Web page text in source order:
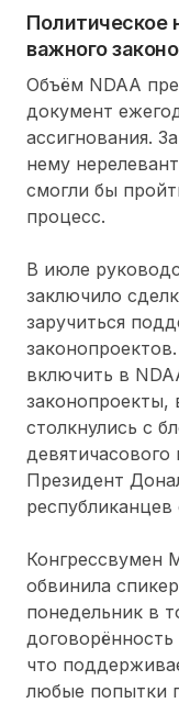
Политическое
важного
Объём NDAA
документ
ассигнования.
нему
смогли бы
процесс.
В июле
заключило
заручиться
включить в
законопроекты,
столкнулись с
девятичасового
Президент
Конгрессвумен
обвинила
понедельник в
договорённость
что
любые попытки